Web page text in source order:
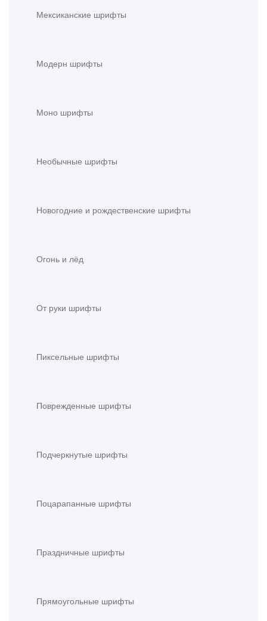
Мексиканские шрифты
Модерн шрифты
Моно шрифты
Необычные шрифты
Новогодние и рождественские шрифты
Огонь и лёд
От руки шрифты
Пиксельные шрифты
Поврежденные шрифты
Подчеркнутые шрифты
Поцарапанные шрифты
Праздничные шрифты
Прямоугольные шрифты